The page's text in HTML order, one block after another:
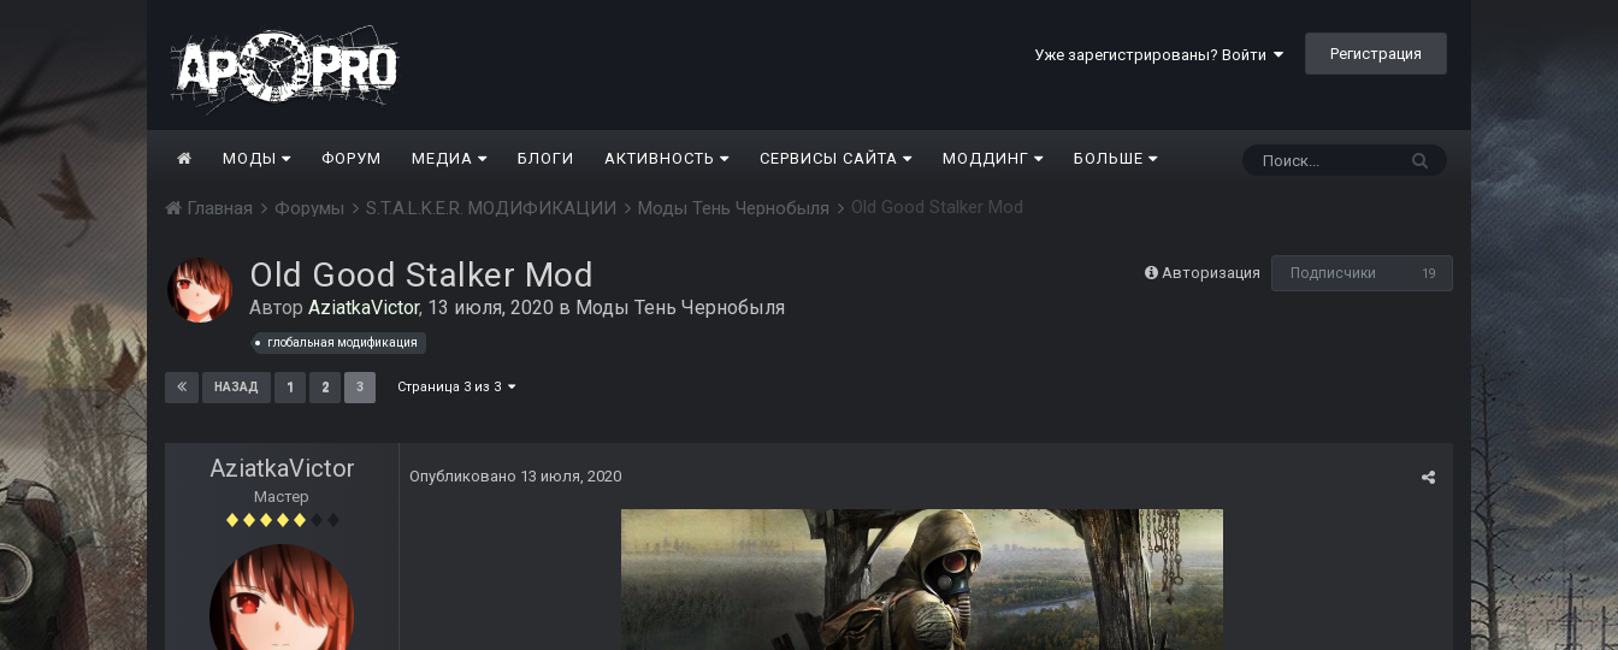
Уже зарегистрированы? Войти Регистрация
МОДЫ ФОРУМ МЕДИА БЛОГИ АКТИВНОСТЬ СЕРВИСЫ САЙТА МОДДИНГ БОЛЬШЕ
Главная Форумы S.T.A.L.K.E.R. МОДИФИКАЦИИ Моды Тень Чернобыля Old Good Stalker Mod
Авторизация Подписчики 19
Old Good Stalker Mod
Автор AziatkaVictor, 13 июля, 2020 в Моды Тень Чернобыля
глобальная модификация
НАЗАД 1 2 3 Страница 3 из 3
AziatkaVictor
Мастер
Опубликовано 13 июля, 2020